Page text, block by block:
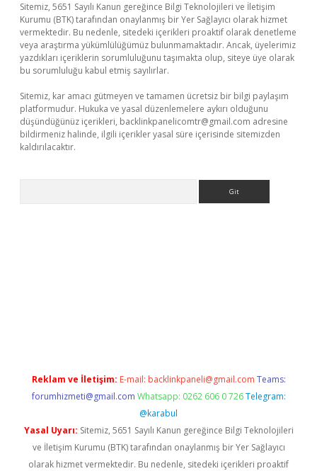
Sitemiz, 5651 Sayılı Kanun gereğince Bilgi Teknolojileri ve İletişim
Kurumu (BTK) tarafından onaylanmış bir Yer Sağlayıcı olarak hizmet
vermektedir. Bu nedenle, sitedeki içerikleri proaktif olarak denetleme
veya araştırma yükümlülüğümüz bulunmamaktadır. Ancak, üyelerimiz
yazdıkları içeriklerin sorumluluğunu taşımakta olup, siteye üye olarak
bu sorumluluğu kabul etmiş sayılırlar.
Sitemiz, kar amacı gütmeyen ve tamamen ücretsiz bir bilgi paylaşım
platformudur. Hukuka ve yasal düzenlemelere aykırı olduğunu
düşündüğünüz içerikleri, backlinkpanelicomtr@gmail.com adresine
bildirmeniz halinde, ilgili içerikler yasal süre içerisinde sitemizden
kaldırılacaktır.
Reklam ve İletişim: E-mail: backlinkpaneli@gmail.com Teams:
forumhizmeti@gmail.com Whatsapp: 0262 606 0 726 Telegram:
@karabul
Yasal Uyarı: Sitemiz, 5651 Sayılı Kanun gereğince Bilgi Teknolojileri
ve İletişim Kurumu (BTK) tarafından onaylanmış bir Yer Sağlayıcı
olarak hizmet vermektedir. Bu nedenle, sitedeki içerikleri proaktif